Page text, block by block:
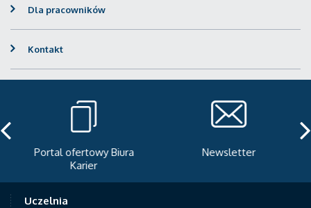
Dla pracowników
Kontakt
Portal ofertowy Biura
Karier
Newsletter
Uczelnia